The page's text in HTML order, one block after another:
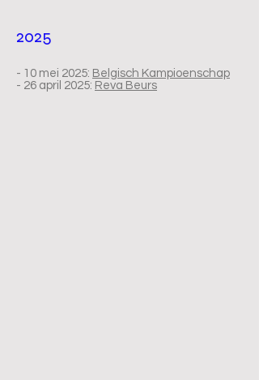
2025
- 10 mei 2025: Belgisch Kampioenschap
- 26 april 2025: Reva Beurs